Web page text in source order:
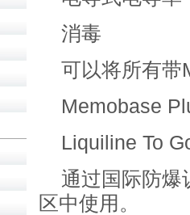
消毒
可以将所有带
Memobase
Liquiline To
通过国际防爆
区中使用。